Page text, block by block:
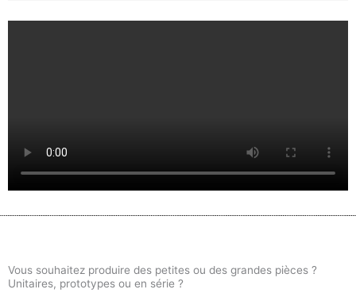
Vous souhaitez produire des petites ou des grandes pièces ?
Unitaires, prototypes ou en série ?